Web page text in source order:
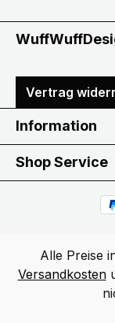
Vertrag
Information
Shop Service
Alle Preise
Versandkosten